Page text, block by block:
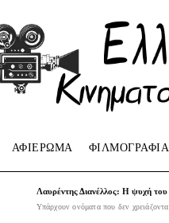
ΑΦΙΕΡΩΜΑ ΦΙΛΜΟΓΡΑΦΙΑ
Λαυρέντης Διανέλλος: Η ψυχή του
Υπάρχουν ονόματα που δεν